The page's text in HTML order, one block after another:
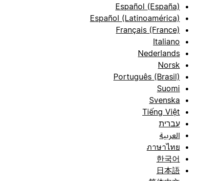
Español (España)
Español (Latinoamérica)
Français (France)
Italiano
Nederlands
Norsk
Português (Brasil)
Suomi
Svenska
Tiếng Việt
עברית
العربية
ภาษาไทย
한국어
日本語